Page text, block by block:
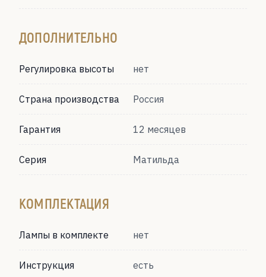
ДОПОЛНИТЕЛЬНО
Регулировка высоты нет
Страна производства Россия
Гарантия 12 месяцев
Серия Матильда
КОМПЛЕКТАЦИЯ
Лампы в комплекте нет
Инструкция есть